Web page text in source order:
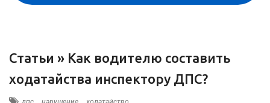
Статьи » Как водителю составить
ходатайства инспектору ДПС?
, ,